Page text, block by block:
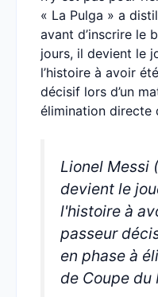
« La Pulga » a
avant d’inscrire le
jours, il devient le
l’histoire à avoir
décisif lors d’un
élimination directe
Lionel Messi
devient le
l'histoire à
passeur
en phase à
de Coupe du